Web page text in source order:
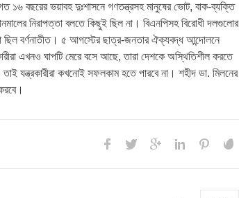
১৬ বছরের ভয়াবহ দুঃশাসনে গণতন্ত্রসহ মানুষের ভোট, বাক-ব্যক্তি
নিরাপত্তা বলতে কিছুই ছিল না। বিএনপিসহ বিরোধী দলগুলোর
ছিল বর্ণনাতীত। ৫ আগস্টের ছাত্র-জনতার ঐক্যবদ্ধ আন্দোলনে
এখনও ঘাপটি মেরে বসে আছে, তারা দেশকে অস্থিতিশীল করতে
যন্ত্রকারীরা কখনোই সফলকাম হতে পারবে না। শহীদ ডা. মিলনের